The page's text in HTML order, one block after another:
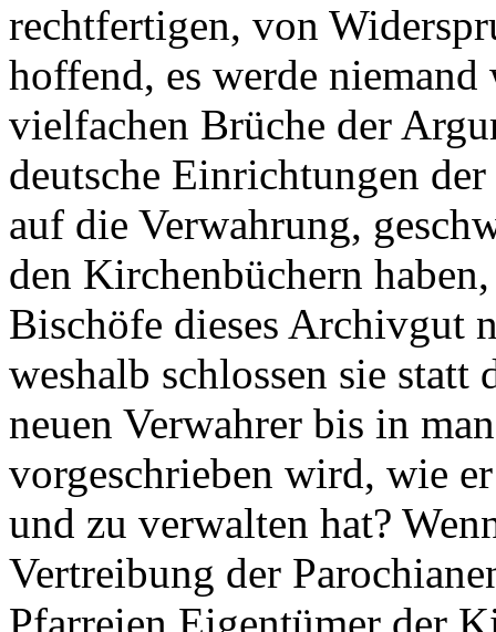
rechtfertigen, von
hoffend, es werde
vielfachen Brüche der
deutsche Einrichtungen
auf die Verwahrung,
den Kirchenbüchern
Bischöfe dieses Archivgut
weshalb schlossen sie statt
neuen Verwahrer bis in
vorgeschrieben wird, wie
und zu verwalten hat?
Vertreibung der